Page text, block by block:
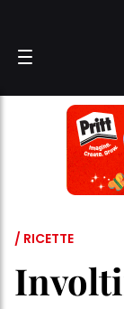
/ RICETTE